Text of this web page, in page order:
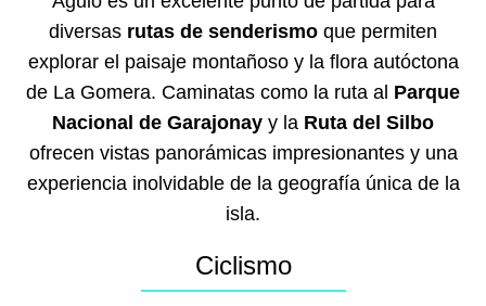
diversas rutas de senderismo que permiten
explorar el paisaje montañoso y la flora autóctona
de La Gomera. Caminatas como la ruta al Parque
Nacional de Garajonay y la Ruta del Silbo
ofrecen vistas panorámicas impresionantes y una
experiencia inolvidable de la geografía única de la
isla.
Ciclismo